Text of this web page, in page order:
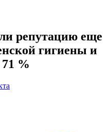
репутацию еще
гигиены и
%